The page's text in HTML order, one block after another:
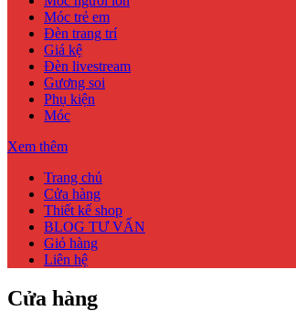
Móc trẻ em
Đèn trang trí
Giá kệ
Đèn livestream
Gương soi
Phụ kiện
Móc
Xem thêm
Trang chủ
Cửa hàng
Thiết kế shop
BLOG TƯ VẤN
Giỏ hàng
Liên hệ
Cửa hàng